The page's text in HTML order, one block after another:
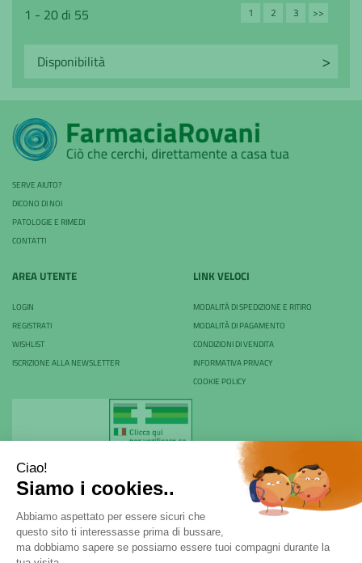
1 - 20 di 55 1 2 3 >>Avanti
SERVE AIUTO?
DICONO DI NOI
PATOLOGIE E RIMEDI
CONTATTI
AREA UTENTE
LOGIN
REGISTRATI
WISHLIST
ISCRIZIONE ALLA NEWSLETTER
LINK VELOCI
MODALITÀ DI SPEDIZIONE E RITIRO
MODALITÀ DI PAGAMENTO
CONDIZIONI DI VENDITA
INFORMATIVA PRIVACY
COOKIE POLICY